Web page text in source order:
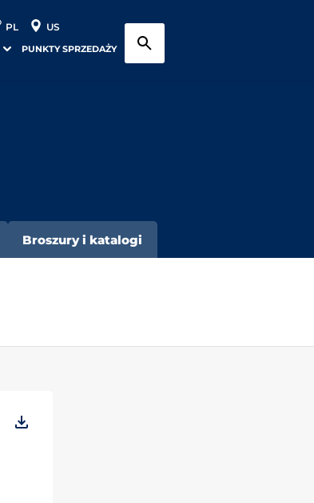
PL US
PUNKTY SPRZEDAŻY
Broszury i katalogi